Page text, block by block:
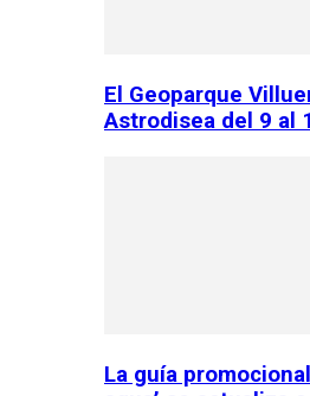
El Geoparque
Astrodisea del 9 al
La guía